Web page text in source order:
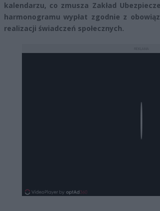
kalendarzu, co zmusza Zakład
harmonogramu wypłat zgodnie z
realizacji świadczeń społecznych.